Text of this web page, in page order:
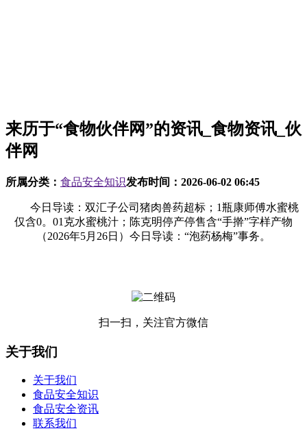
来历于“食物伙伴网”的资讯_食物资讯_伙
伴网
所属分类： 食品安全知识发布时间： 2026-06-02 06:45
今日导读：双汇子公司猪肉兽药超标；1瓶康师傅水蜜桃
仅含0。01克水蜜桃汁；陈克明停产停售含“手擀”字样产物
（2026年5月26日）今日导读：“泡药杨梅”事务。
扫一扫，关注官方微信
关于我们
关于我们
食品安全知识
食品安全资讯
联系我们